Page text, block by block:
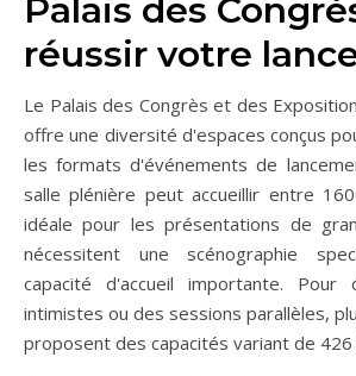
Palais des
réussir votre
Le Palais des Congrès et des
offre une diversité d'espaces conçus
les formats d'événements de
salle plénière peut accueillir entre
idéale pour les présentations de
nécessitent une scénographie
capacité d'accueil importante.
intimistes ou des sessions parallèles,
proposent des capacités variant de 426